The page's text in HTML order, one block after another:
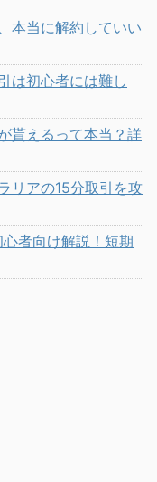
本当に解約していい
は初心者には難し
貰えるって本当？詳
リアの15分取引を攻
者向け解説！短期